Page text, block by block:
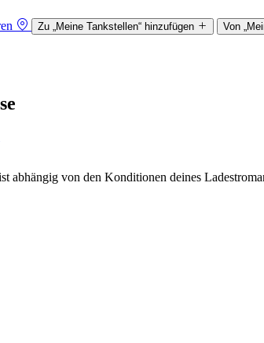
Zu „Meine Tankstellen“ hinzufügen Von
abhängig von den Konditionen deines